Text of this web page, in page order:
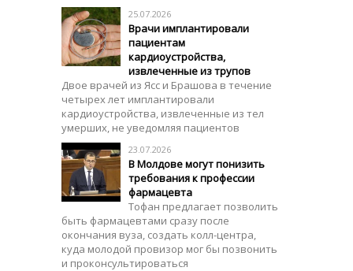
25.07.2026
Врачи имплантировали
пациентам
кардиоустройства,
извлеченные из трупов
Двое врачей из Ясс и Брашова в течение
четырех лет имплантировали
кардиоустройства, извлеченные из тел
умерших, не уведомляя пациентов
23.07.2026
В Молдове могут понизить
требования к профессии
фармацевта
Тофан предлагает позволить
быть фармацевтами сразу после
окончания вуза, создать колл-центра,
куда молодой провизор мог бы позвонить
и проконсультироваться